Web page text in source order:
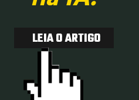
LEIA O ARTIGO